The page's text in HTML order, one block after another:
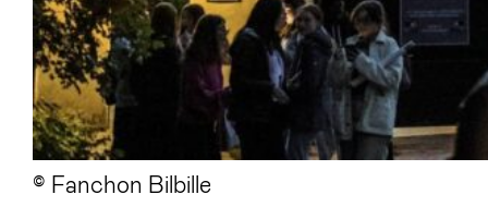
© Fanchon Bilbille